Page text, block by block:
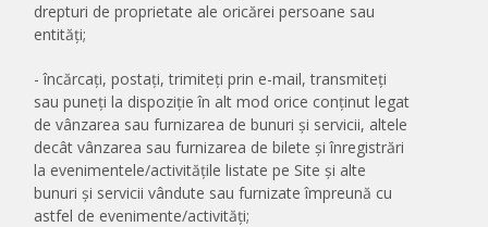
drepturi de proprietate ale oricărei persoane sau
entități;
- încărcați, postați, trimiteți prin e-mail, transmiteți
sau puneți la dispoziție în alt mod orice conținut legat
de vânzarea sau furnizarea de bunuri și servicii, altele
decât vânzarea sau furnizarea de bilete și înregistrări
la evenimentele/activitățile listate pe Site și alte
bunuri și servicii vândute sau furnizate împreună cu
astfel de evenimente/activități;